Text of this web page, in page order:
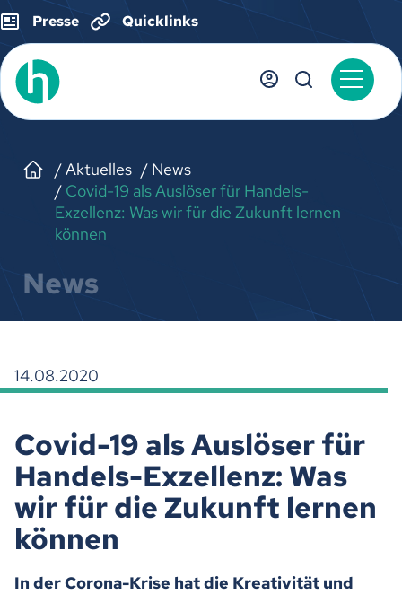
Presse Quicklinks
Aktuelles
News
Covid-19 als Auslöser für Handels-
Exzellenz: Was wir für die Zukunft lernen
können
News
14.08.2020
Covid-19 als Auslöser für
Handels-Exzellenz: Was
wir für die Zukunft lernen
können
In der Corona-Krise hat die Kreativität und